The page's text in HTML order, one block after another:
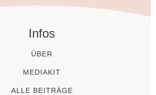
Infos
ÜBER
MEDIAKIT
ALLE BEITRÄGE